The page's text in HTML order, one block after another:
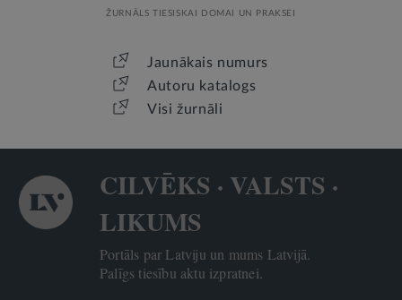
ŽURNĀLS TIESISKAI DOMAI UN PRAKSEI
Jaunākais numurs
Autoru katalogs
Visi žurnāli
CILVĒKS · VALSTS ·
LIKUMS
Portāls par Latviju un mums Latvijā.
Palīgs tiesību aktu izpratnei.